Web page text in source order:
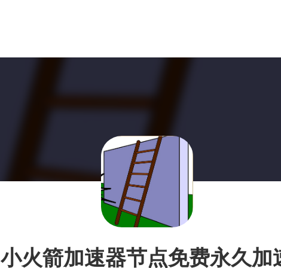
小火箭加速器节点免费永久加